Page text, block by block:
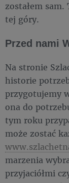
zostałem sam.
tej góry.
Przed nami
Na stronie
historie
przygotujemy
ona do
tym roku
może zostać
marzenia
przyjaciółmi